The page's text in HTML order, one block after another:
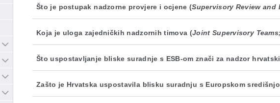
Što je postupak nadzorne provjere i ocjene (Supervisory Review and
Koja je uloga zajedničkih nadzornih timova (Joint Supervisory
Što uspostavljanje bliske suradnje s ESB-om znači za nadzor
Zašto je Hrvatska uspostavila blisku suradnju s Europskom